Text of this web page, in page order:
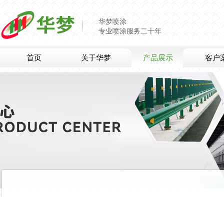
华梦喷涂
专业喷涂服务二十年
首页 关于华梦 产品展示 客户